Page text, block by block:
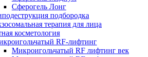
Сферогель Лонг
подбородка
терапия для лица
косметология
RF-лифтинг
Микроигольчатый RF лифтинг век